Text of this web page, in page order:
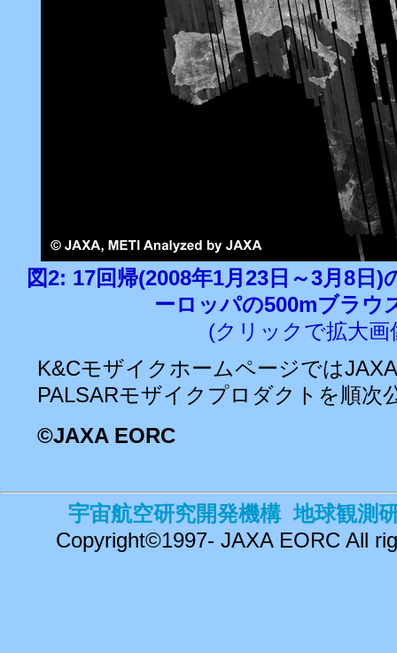
図2: 17回帰(2008年1月23日～3月8日
ーロッパの500mブラウ
(クリックで拡大画
K&Cモザイクホームページでは
PALSARモザイクプロダクトを順次
©JAXA EORC
宇宙航空研究開発機構 地球観測
Copyright©1997- JAXA EORC All